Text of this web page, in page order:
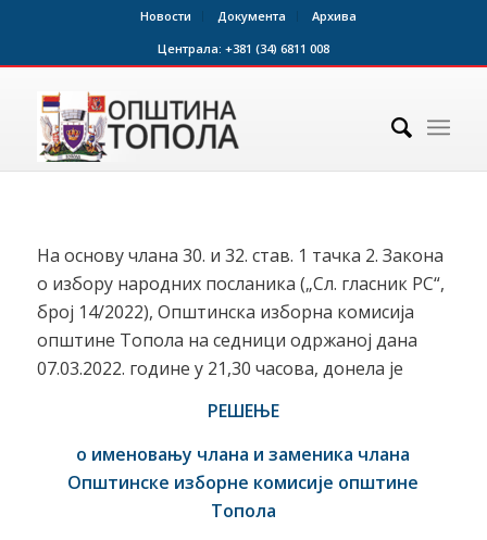
Новости Документа
Архива
Централа: +381 (34) 6811 008
На основу члана 30. и 32. став. 1 тачка 2. Закона
о избору народних посланика („Сл. гласник РС“,
број 14/2022), Општинска изборна комисија
општине Топола на седници одржаној дана
07.03.2022. године у 21,30 часова, донела је
РЕШЕЊЕ
о именовању члана и заменика члана
Општинске изборне комисије општине
Топола